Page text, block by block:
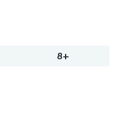
8+